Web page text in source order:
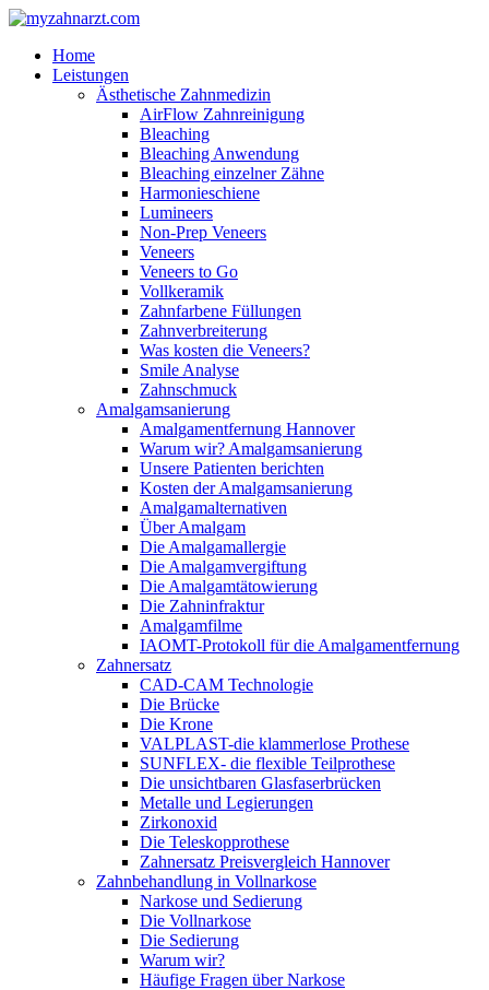
Home
Leistungen
Ästhetische Zahnmedizin
AirFlow Zahnreinigung
Bleaching
Bleaching Anwendung
Bleaching einzelner Zähne
Harmonieschiene
Lumineers
Non-Prep Veneers
Veneers
Veneers to Go
Vollkeramik
Zahnfarbene Füllungen
Zahnverbreiterung
Was kosten die Veneers?
Smile Analyse
Zahnschmuck
Amalgamsanierung
Amalgamentfernung Hannover
Warum wir? Amalgamsanierung
Unsere Patienten berichten
Kosten der Amalgamsanierung
Amalgamalternativen
Über Amalgam
Die Amalgamallergie
Die Amalgamvergiftung
Die Amalgamtätowierung
Die Zahninfraktur
Amalgamfilme
IAOMT-Protokoll für die Amalgamentfernung
Zahnersatz
CAD-CAM Technologie
Die Brücke
Die Krone
VALPLAST-die klammerlose Prothese
SUNFLEX- die flexible Teilprothese
Die unsichtbaren Glasfaserbrücken
Metalle und Legierungen
Zirkonoxid
Die Teleskopprothese
Zahnersatz Preisvergleich Hannover
Zahnbehandlung in Vollnarkose
Narkose und Sedierung
Die Vollnarkose
Die Sedierung
Warum wir?
Häufige Fragen über Narkose